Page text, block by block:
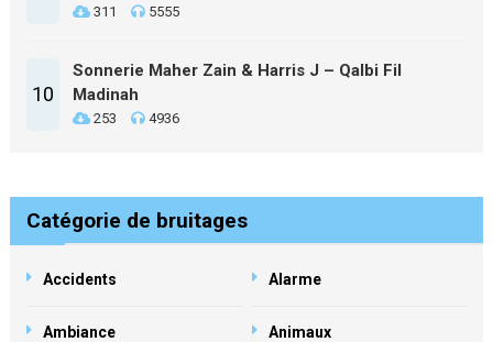
311 5555
10
Sonnerie Maher Zain & Harris J – Qalbi Fil
Madinah
253 4936
Catégorie de bruitages
Accidents Alarme
Ambiance Animaux